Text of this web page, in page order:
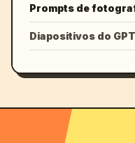
Prompts de
Diapositivos do